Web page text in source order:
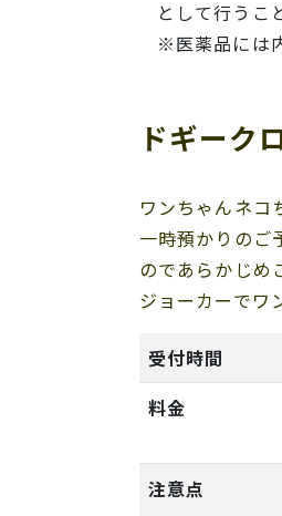
として行うこ
※医薬品には
ドギーク
ワンちゃんネコ
一時預かりのご
のであらかじめ
ジョーカーでワ
受付時間
料金
注意点